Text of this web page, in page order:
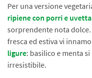
Per una versione
ripiene con porri e uvetta
sorprendente nota
fresca ed estiva vi
ligure: basilico e menta
irresistibile.